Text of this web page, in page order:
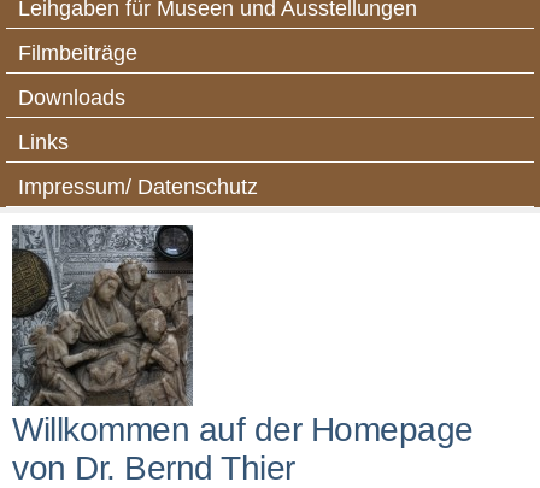
Leihgaben für Museen und Ausstellungen
Filmbeiträge
Downloads
Links
Impressum/ Datenschutz
Willkommen auf der Homepage
von Dr. Bernd Thier